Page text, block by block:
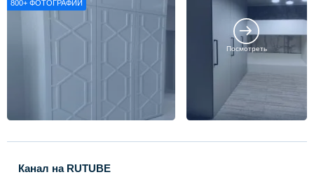
800+ ФОТОГРАФИЙ
Посмотреть
Канал на RUTUBE